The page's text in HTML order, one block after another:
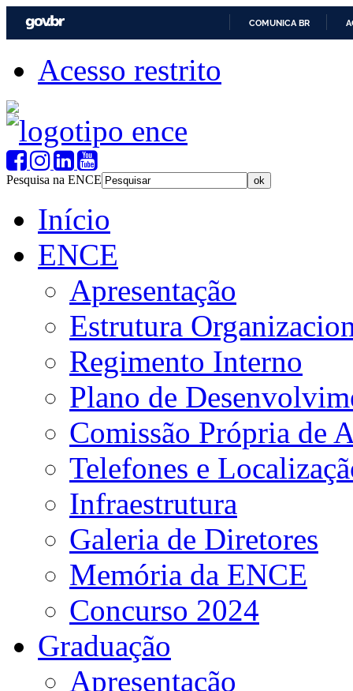
COMUNICA BR
Acesso restrito
Pesquisa na ENCE
Início
ENCE
Apresentação
Estrutura
Regimento Interno
Plano de
Comissão Própria de
Telefones e
Infraestrutura
Galeria de Diretores
Memória da ENCE
Concurso 2024
Graduação
Apresentação